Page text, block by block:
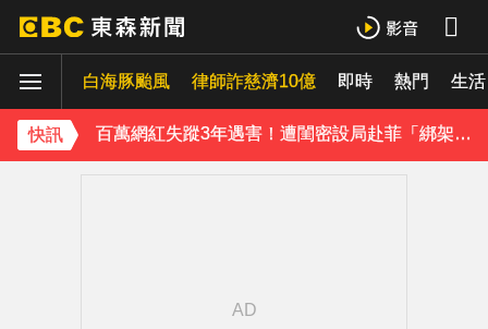
白海豚颱風 律師詐慈濟10億 即時 熱門 生活
快訊
庹宗康資產全給老婆！「名下只剩1台車」結婚15年保鮮秘訣曝
百萬網紅失蹤3年遇害！遭閨密設局赴菲「綁架撕票」千萬贖金救不回